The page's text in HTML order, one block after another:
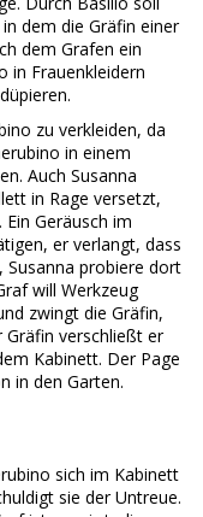
dem die Gräfin einer
dem Grafen ein
in Frauenkleidern
zu verkleiden, da
in einem
Auch Susanna
in Rage versetzt,
Geräusch im
er verlangt, dass
Susanna probiere dort
will Werkzeug
zwingt die Gräfin,
Gräfin verschließt er
Kabinett. Der Page
in den Garten.
sich im Kabinett
sie der Untreue.